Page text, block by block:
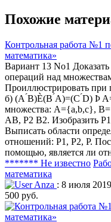
Похожие
Контрольная работа №1
математика»
Вариант 13 No1 Доказать
операций над
Проиллюстрировать
б) (А ́В)È(В ́А)=(С ́D) Þ
множества: А={a,b,c},
AB, P2 B2. Изобразить
Выписать области
отношений: P1, P2, Р.
помощью, является ли
******* Не известно
математика
Anza : 8 июля 2019
500 руб.